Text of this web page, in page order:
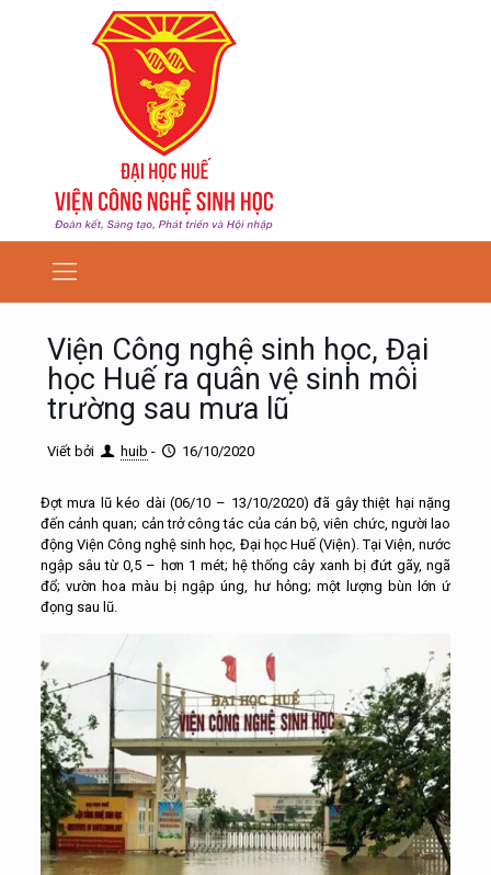
Viện Công nghệ sinh học, Đại
học Huế ra quân vệ sinh môi
trường sau mưa lũ
Viết bởi huib - 16/10/2020
Đợt mưa lũ kéo dài (06/10 – 13/10/2020) đã gây thiệt hại nặng
đến cảnh quan; cản trở công tác của cán bộ, viên chức, người lao
động Viện Công nghệ sinh học, Đại học Huế (Viện). Tại Viện, nước
ngập sâu từ 0,5 – hơn 1 mét; hệ thống cây xanh bị đứt gãy, ngã
đổ; vườn hoa màu bị ngập úng, hư hỏng; một lượng bùn lớn ứ
đọng sau lũ.